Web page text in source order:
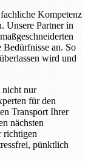
Kompetenz
Unsere Partner in
Bedürfnisse an. So
wird und
nicht nur
für den
Transport Ihrer
nächsten
richtigen
pünktlich